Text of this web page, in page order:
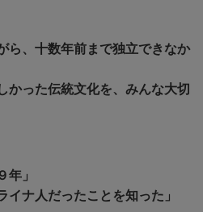
ら、十数年前まで独立できなか
かった伝統文化を、みんな大切
年」
イナ人だったことを知った」